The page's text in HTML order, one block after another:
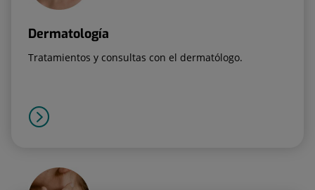
Dermatología
Tratamientos y consultas con el dermatólogo.